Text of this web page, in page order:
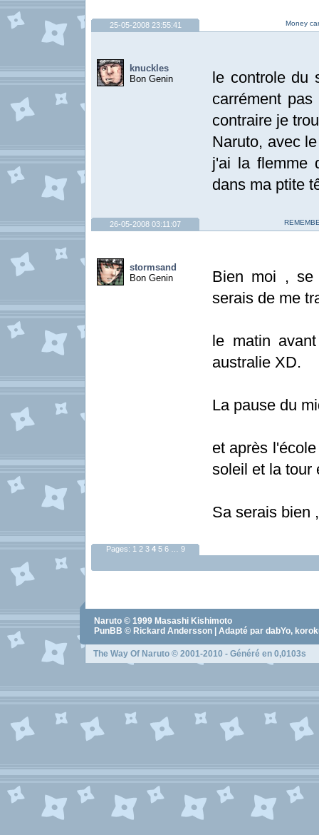
Money
25-05-2008 23:55:41
knuckles
Bon Genin
le controle du
carrément
contraire je
Naruto, avec
j'ai la flemme
dans ma ptite
26-05-2008 03:11:07
stormsand
Bon Genin
Bien moi , se
serais de me
le matin
australie XD.
La pause du
et après
soleil et la tour
Sa serais bien
Pages: 1 2 3 4 5 6… 9
Naruto © 1999 Masashi Kishimoto
PunBB © Rickard Andersson | Adapté par dabYo,
The Way Of Naruto © 2001-2010 - Généré en 0,0103s